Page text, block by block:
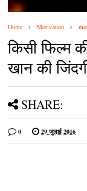
Home Motivation
किसी फिल्‍म
खान की
SHARE:
0 29 जुलाई 2016